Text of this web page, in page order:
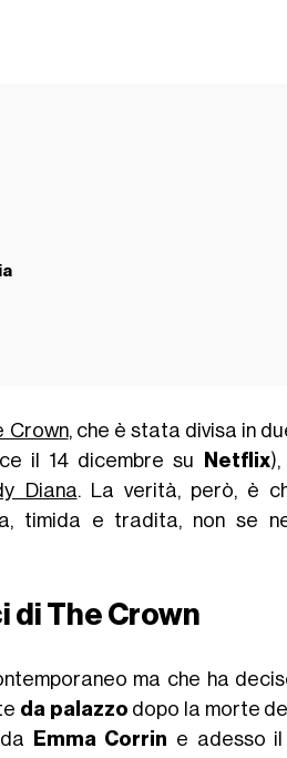
Crown, che è stata divisa in
il 14 dicembre su
Netflix),
Diana. La verità, però, è
timida e tradita, non se
di The Crown
ma che ha
da palazzo dopo la morte
Emma Corrin e adesso